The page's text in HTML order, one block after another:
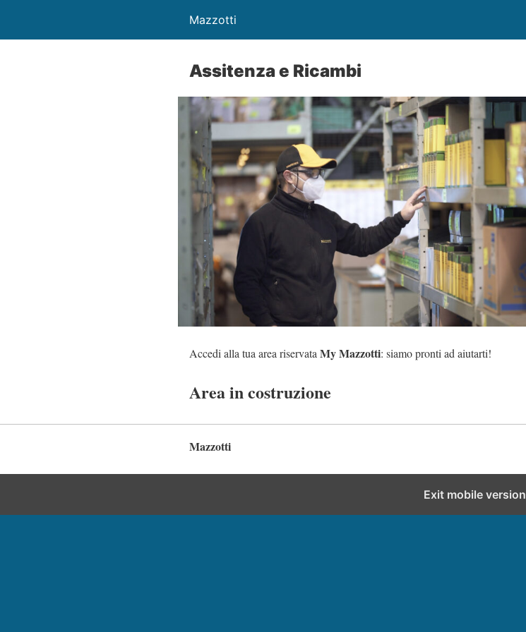
Mazzotti
Assitenza e Ricambi
Accedi alla tua area riservata My Mazzotti: siamo pronti ad aiutarti!
Area in costruzione
Mazzotti
Exit mobile version